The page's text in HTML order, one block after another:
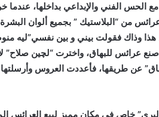
الحس الفني والإبداعي بداخلها،
من “البلاستيك ” بجميع ألوان
وذاك فقولت بيني و بين نفسي”ليه
عرائس للبهاق، واخترت “لچين صلاح”
طريقها، فأعددت العروس وأرسلتها
خاص في مكان مميز لبيع